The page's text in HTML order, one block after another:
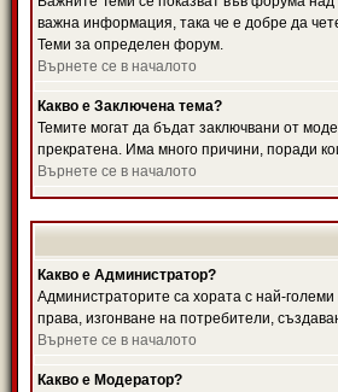
важна информация, така че е добре да
Теми за определен форум.
Върнете се в началото
Какво е Заключена тема?
Темите могат да бъдат заключвани от
прекратена. Има много причини, поради
Върнете се в началото
Какво е Администратор?
Администраторите са хората с най-
права, изгонване на потребители,
Върнете се в началото
Какво е Модератор?